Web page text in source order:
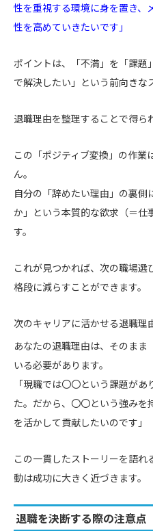
性を重視する環境に身を置き、
性を高めていきたいです」
ポイントは、「不満」を「課題
で解決したい」という前向きな
退職理由を整理することで得ら
この「ポジティブ変換」の作業
ん。
自分の「辞めたい理由」の裏
か」という本質的な欲求（＝仕
す。
これが見つかれば、次の職場
格段に減らすことができます。
次のキャリアに活かせる退職理
あなたの退職理由は、そのまま
いる必要があります。
「現職では〇〇という課題が
た。だから、〇〇という強み
を活かして貢献したいのです」
この一貫したストーリーを語
動は成功に大きく近づきます。
退職を決断する際の注意点